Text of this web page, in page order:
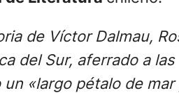
de Víctor Dalmau,
del Sur, aferrado a las
«largo pétalo de